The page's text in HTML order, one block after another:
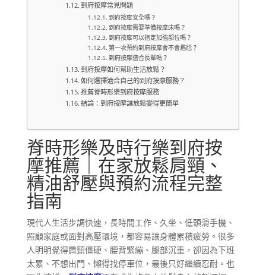
到府按摩常見問題
到府按摩安全嗎？
到府按摩需要準備按摩床嗎？
到府按摩可以指定加強部位嗎？
第一次預約到府按摩會不會尷尬？
到府按摩適合長輩嗎？
到府按摩如何幫助生活放鬆？
如何選擇適合自己的到府按摩服務？
推薦脊時形樂到府按摩服務
結論：到府按摩讓放鬆變得更簡單
脊時形樂及時行樂到府按
摩推薦｜在家放鬆肩頸、
精油舒壓與預約流程完整
指南
現代人生活步調快速，長時間工作、久坐、低頭滑手機、
照顧家庭或面對高壓環境，都容易讓身體累積疲勞。很多
人明明覺得肩頸僵硬、腰背緊繃、腿部沉重，卻因為下班
太累、不想出門、懶得找停車位，最後只好繼續忍耐。也